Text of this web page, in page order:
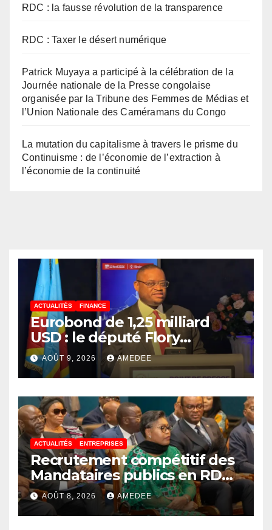
RDC : la fausse révolution de la transparence
RDC : Taxer le désert numérique
Patrick Muyaya a participé à la célébration de la
Journée nationale de la Presse congolaise
organisée par la Tribune des Femmes de Médias et
l’Union Nationale des Caméramans du Congo
La mutation du capitalisme à travers le prisme du
Continuisme : de l’économie de l’extraction à
l’économie de la continuité
ACTUALITÉS FINANCE
Eurobond de 1,25 milliard
USD : le député Flory
Mapamboli relève 4
paradoxes sur cet
endettement du
Gouvernement
AOÛT 9, 2026 AMEDEE
ACTUALITÉS ENTREPRISES
Recrutement compétitif des
Mandataires publics en RDC :
la fausse révolution de la
transparence
AOÛT 8, 2026 AMEDEE